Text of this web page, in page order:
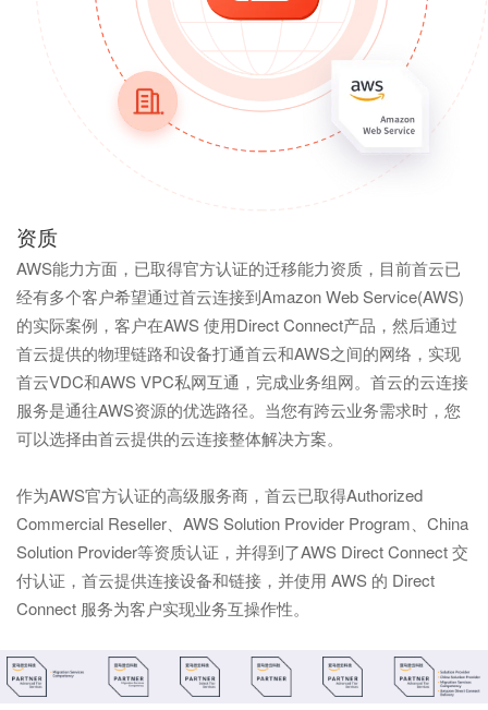
资质
AWS能力方面，已取得官方认证的迁移能力资质，目前首云已
经有多个客户希望通过首云连接到Amazon Web Service(AWS)
的实际案例，客户在AWS 使用Direct Connect产品，然后通过
首云提供的物理链路和设备打通首云和AWS之间的网络，实现
首云VDC和AWS VPC私网互通，完成业务组网。首云的云连接
服务是通往AWS资源的优选路径。当您有跨云业务需求时，您
可以选择由首云提供的云连接整体解决方案。
作为AWS官方认证的高级服务商，首云已取得Authorized
Commercial Reseller、AWS Solution Provider Program、China
Solution Provider等资质认证，并得到了AWS Direct Connect 交
付认证，首云提供连接设备和链接，并使用 AWS 的 Direct
Connect 服务为客户实现业务互操作性。